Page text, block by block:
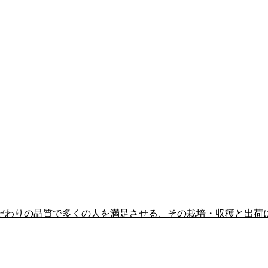
りの品質で多くの人を満足させる、その栽培・収穫と出荷